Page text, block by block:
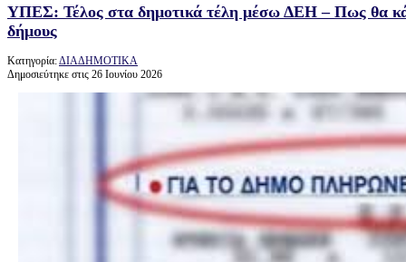
ΥΠΕΣ: Τέλος στα δημοτικά τέλη μέσω ΔΕΗ – Πως θα
δήμους
Κατηγορία:ΔΙΑΔΗΜΟΤΙΚΑ
Δημοσιεύτηκε στις 26 Ιουνίου 2026